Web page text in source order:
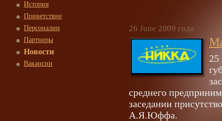
История
Приветствие
Персоналии
Партнеры
Новости
Вакансии
26 June 2009 года
25
среднего
заседании
А.Я.Юффа.